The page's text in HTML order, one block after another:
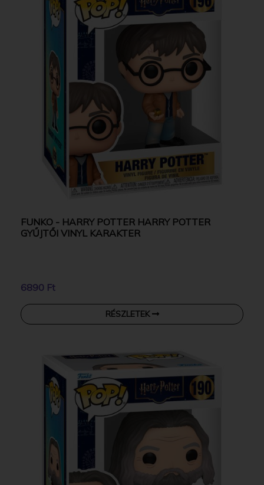
FUNKO - HARRY POTTER HARRY POTTER
GYŰJTŐI VINYL KARAKTER
6890 Ft
RÉSZLETEK